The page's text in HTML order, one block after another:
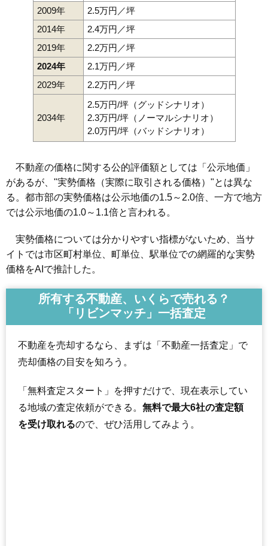
2009年
2.5万円／坪
2014年
2.4万円／坪
2019年
2.2万円／坪
2024年
2.1万円／坪
2029年
2.2万円／坪
2034年
2.5万円/坪（グッドシナリオ）
2.3万円/坪（ノーマルシナリオ）
2.0万円/坪（バッドシナリオ）
不動産の価格に関する公的評価額としては「公示地価」
があるが、"実勢価格（実際に取引される価格）"とは異な
る。都市部の実勢価格は公示地価の1.5～2.0倍、一方で地方
では公示地価の1.0～1.1倍と言われる。
実勢価格については分かりやすい指標がないため、当サ
イトでは市区町村単位、町単位、駅単位での網羅的な実勢
価格をAIで推計した。
所有する不動産、いくらで売れる？
「リビンマッチ」一括査定
不動産を売却するなら、まずは「不動産一括査定」で
売却価格の目安を知ろう。
「無料査定スタート」を押すだけで、現在表示してい
る地域の査定依頼ができる。 無料で最大6社の査定額
を受け取れるので、ぜひ活用してみよう。